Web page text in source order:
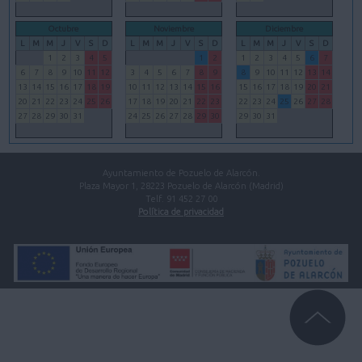
M M V S
D
1
2 3 4
5
6
7 8 9 10 11
12
13
14 15 16 17 18
19
20
21 22 23 24 25
26
27
28 29 30 31
M M V S
D
1
2
3
4 5 6 7 8
9
10
11 12 13 14 15
16
17
18 19 20 21 22
23
24
25 26 27 28 29 30
M M V S
D
1
2 3 4 5 6
7
8
9 10 11 12 13
14
15
16 17 18 19 20
21
22
23 24 25 26 27
28
29
30 31
Ayuntamiento de Pozuelo de Alarcón.
Plaza Mayor 1, 28223 Pozuelo de Alarcón (Madrid)
Telf. 91 452 27 00
Política de privacidad